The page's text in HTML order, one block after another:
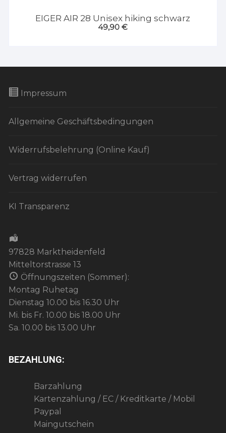
EIGER AIR 28 Unisex hiking schwarz
49,90€
Impressum
Allgemeine Geschäftsbedingungen
Widerrufsbelehrung (Online Kauf)
Vertrag widerrufen
KI Transparenz
97828 Marktheidenfeld
Mitteltorstrasse 13
Öffnungszeiten (Sommer):
Montag Ruhetag
Dienstag 10.00 bis 16.30 Uhr
Mi. bis Fr. 10.00 bis 18.00 Uhr
Sa. 10.00 bis 13.00 Uhr
BEZAHLUNG:
Barzahlung
Kartenzahlung / EC / Kreditkarte / Mobil
Paypal
Maingutschein